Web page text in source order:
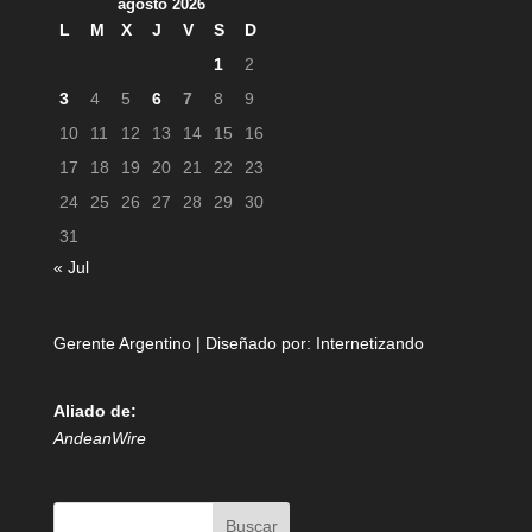
agosto 2026
L M X J V S
D
1
2
3
4 5 6 7 8
9
10
11 12 13 14 15
16
17
18 19 20 21 22
23
24
25 26 27 28 29
30
31
« Jul
Gerente Argentino | Diseñado por: Internetizando
Aliado de:
AndeanWire